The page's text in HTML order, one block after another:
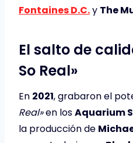
Fontaines D.C.y The
El salto de
So Real»
En 2021, grabaron el
Real»en losAquarium
la producción de